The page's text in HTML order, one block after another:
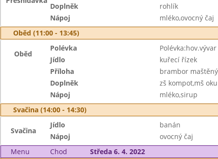
Doplněk
rohlík
Nápoj
mléko,ovocný čaj
Oběd (11:00 - 13:45)
Oběd
Polévka
Jídlo
kuřecí řízek
Příloha
brambor
Doplněk
zš kompot,mš
Nápoj
mléko,sirup
Svačina (14:00 - 14:30)
Svačina
Jídlo
banán
Nápoj
ovocný čaj
Menu
Chod
Středa 6. 4. 2022